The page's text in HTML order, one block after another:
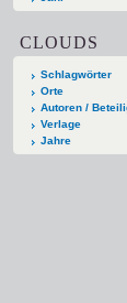
CLOUDS
Schlagwörter
Orte
Autoren /
Verlage
Jahre